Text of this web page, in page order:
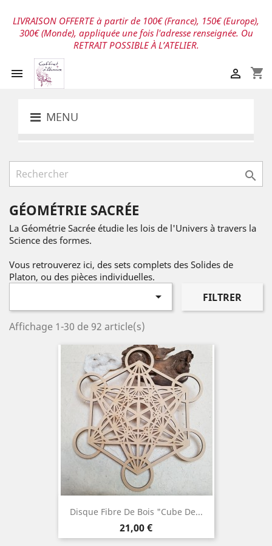
LIVRAISON OFFERTE à partir de 100€ (France), 150€ (Europe),
300€ (Monde), appliquée une fois l'adresse renseignée. Ou
RETRAIT POSSIBLE À L’ATELIER.
 shopping_cart

MENU

GÉOMÉTRIE SACRÉE
La Géométrie Sacrée étudie les lois de l'Univers à travers la
Science des formes.
Vous retrouverez ici, des sets complets des Solides de
Platon, ou des pièces individuelles.
 FILTRER
Affichage 1-30 de 92 article(s)
Disque Fibre De Bois "Cube De...
Prix
21,00 €